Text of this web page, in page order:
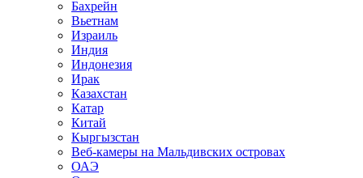
Бахрейн
Вьетнам
Израиль
Индия
Индонезия
Ирак
Казахстан
Катар
Китай
Кыргызстан
Веб-камеры на Мальдивских островах
ОАЭ